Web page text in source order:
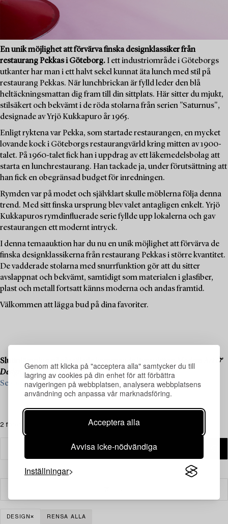
Genom att klicka på "acceptera alla" samtycker du till
lagring av cookies på din enhet för att förbättra
navigeringen på webbplatsen, analysera webbplatsens
användning och anpassa vår marknadsföring.
Acceptera alla
Avvisa icke-nödvändiga
Inställningar
En unik möjlighet att förvärva finska designklassiker från
restaurang Pekkas i Göteborg. I ett industriområde i Göteborgs
utkanter har man i ett halvt sekel kunnat äta lunch med stil på
restaurang Pekkas. När lunchbrickan är fylld leder den blå
heltäckningsmattan dig fram till din sittplats. Här sitter du mjukt,
stilsäkert och bekvämt i de röda stolarna från serien "Saturnus",
designade av Yrjö Kukkapuro år 1965.
Enligt ryktena var Pekka, som startade restaurangen, en mycket
lovande kock i Göteborgs restaurangvärld kring mitten av 1900-
talet. På 1960-talet fick han i uppdrag av ett läkemedelsbolag att
starta en lunchrestaurang. Han tackade ja, under förutsättning att
han fick en obegränsad budget för inredningen.
Rymden var på modet och självklart skulle möblerna följa denna
trend. Med sitt finska ursprung blev valet antagligen enkelt. Yrjö
Kukkapuros rymdinfluerade serie fyllde upp lokalerna och gav
restaurangen ett modernt intryck.
I denna temaauktion har du nu en unik möjlighet att förvärva de
finska designklassikerna från restaurang Pekkas i större kvantitet.
De vadderade stolarna med snurrfunktion gör att du sitter
avslappnat och bekvämt, samtidigt som materialen i glasfiber,
plast och metall fortsatt känns moderna och andas framtid.
Välkommen att lägga bud på dina favoriter.
Slutinlämning pågår till vår kommande liveauktion
Modern Art &
Design
, den 19–20 november.
Se vad vi söker och kontakta oss för värdering ›
2 föremål
DESIGN RENSA ALLA